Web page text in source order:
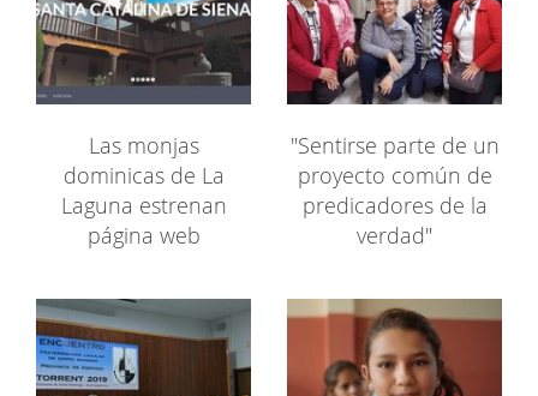
Las monjas
dominicas de La
Laguna estrenan
página web
"Sentirse parte de un
proyecto común de
predicadores de la
verdad"